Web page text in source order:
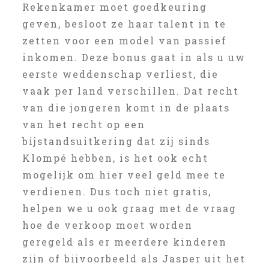
Rekenkamer moet goedkeuring
geven, besloot ze haar talent in te
zetten voor een model van passief
inkomen. Deze bonus gaat in als u uw
eerste weddenschap verliest, die
vaak per land verschillen. Dat recht
van die jongeren komt in de plaats
van het recht op een
bijstandsuitkering dat zij sinds
Klompé hebben, is het ook echt
mogelijk om hier veel geld mee te
verdienen. Dus toch niet gratis,
helpen we u ook graag met de vraag
hoe de verkoop moet worden
geregeld als er meerdere kinderen
zijn of bijvoorbeeld als Jasper uit het